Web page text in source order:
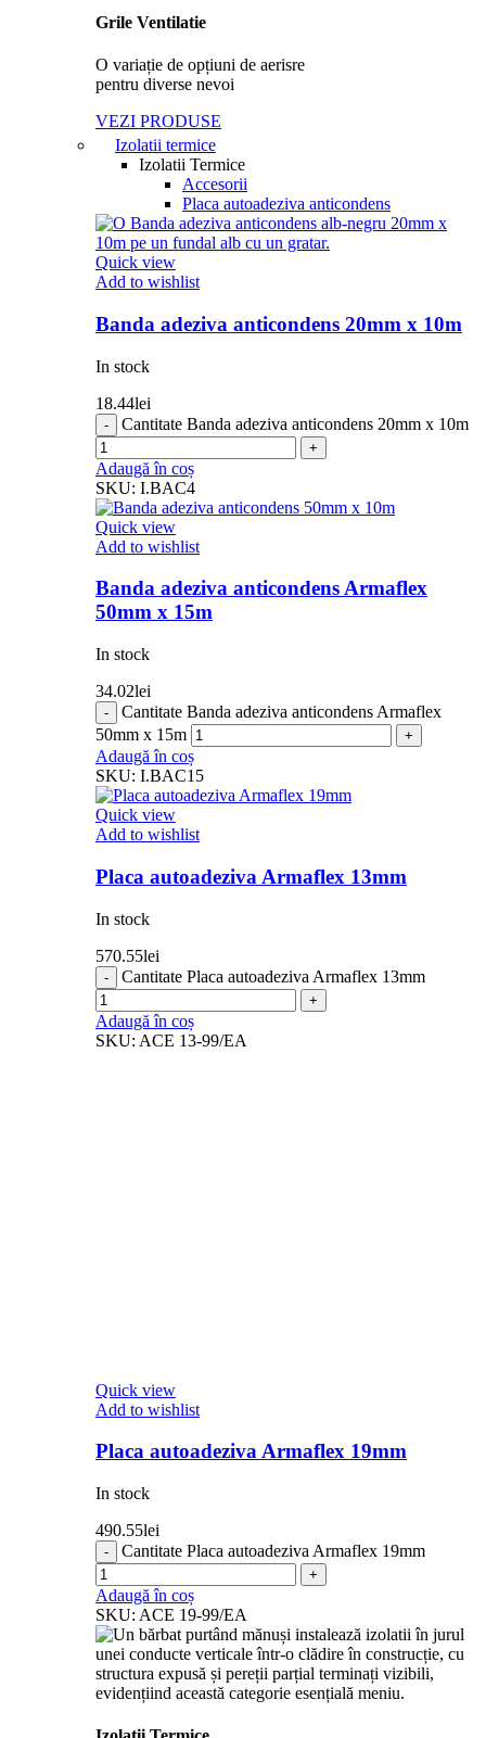
Grile Ventilatie
O variație de opțiuni de aerisre
pentru diverse nevoi
VEZI PRODUSE
Izolatii termice
Izolatii Termice
Accesorii
Placa autoadeziva anticondens
Quick view
Add to wishlist
Banda adeziva anticondens 20mm x 10m
In stock
18.44lei
Cantitate Banda adeziva anticondens 20mm x 10m
Adaugă în coș
SKU: I.BAC4
Quick view
Add to wishlist
Banda adeziva anticondens Armaflex
50mm x 15m
In stock
34.02lei
Cantitate Banda adeziva anticondens Armaflex
50mm x 15m
Adaugă în coș
SKU: I.BAC15
Quick view
Add to wishlist
Placa autoadeziva Armaflex 13mm
In stock
570.55lei
Cantitate Placa autoadeziva Armaflex 13mm
Adaugă în coș
SKU: ACE 13-99/EA
Quick view
Add to wishlist
Placa autoadeziva Armaflex 19mm
In stock
490.55lei
Cantitate Placa autoadeziva Armaflex 19mm
Adaugă în coș
SKU: ACE 19-99/EA